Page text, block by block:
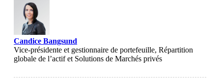
Candice Bangsund
Vice-présidente et gestionnaire de portefeuille, Répartition
globale de l’actif et Solutions de Marchés privés